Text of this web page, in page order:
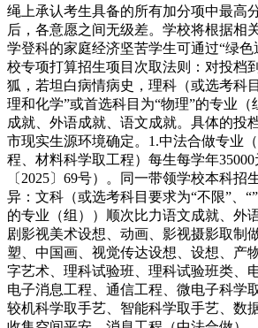
绳上承认考生具备的所有加分项中最高
后，各意愿之间无级差。学校将根据相
学登科的家庭经济坚苦学生可通过“绿色
校专项打算招生项目次取法则：对投档
狐，若坦白病情病史，理科（或选考科
理和化学”或首选科目为“物理”的专业
成就、外语成就、语文成就。具体的投
市现实生源环境确定。1.中法合做专业
程、材料科学取工程）每生每学年
〔2025〕69号）。同一带领学校本科招
异：文科（或选考科目要求为“不限”、
的专业（组））顺次比力语文成就、外
剧影视美术设想、动画、影视摄影取制
塑、中国画、视觉传达设想、设想、产
字艺术、理科试验班、理科试验班类、
电子消息工程、通信工程、微电子科学
较机科学取手艺、智能科学取手艺、数